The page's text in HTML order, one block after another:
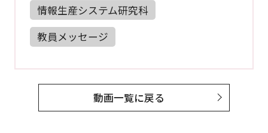
情報生産システム研究科
教員メッセージ
動画一覧に戻る